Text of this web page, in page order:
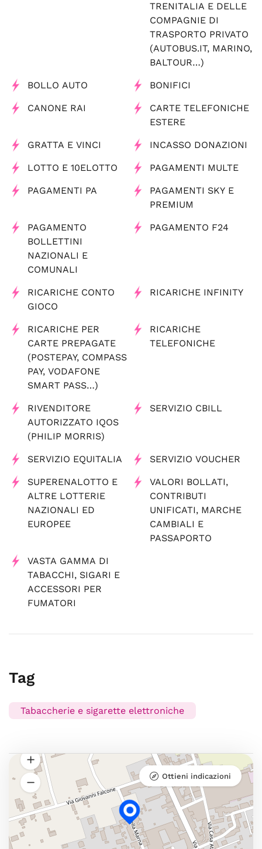
TRENITALIA E DELLE
COMPAGNIE DI
TRASPORTO PRIVATO
(AUTOBUS.IT, MARINO,
BALTOUR…)
BOLLO AUTO BONIFICI
CANONE RAI
CARTE TELEFONICHE
ESTERE
GRATTA E VINCI INCASSO DONAZIONI
LOTTO E 10ELOTTO PAGAMENTI MULTE
PAGAMENTI PA
PAGAMENTI SKY E
PREMIUM
PAGAMENTO
BOLLETTINI
NAZIONALI E
COMUNALI
PAGAMENTO F24
RICARICHE CONTO
GIOCO
RICARICHE INFINITY
RICARICHE PER
CARTE PREPAGATE
(POSTEPAY, COMPASS
PAY, VODAFONE
SMART PASS…)
RICARICHE
TELEFONICHE
RIVENDITORE
AUTORIZZATO IQOS
(PHILIP MORRIS)
SERVIZIO CBILL
SERVIZIO EQUITALIA SERVIZIO VOUCHER
SUPERENALOTTO E
ALTRE LOTTERIE
NAZIONALI ED
EUROPEE
VALORI BOLLATI,
CONTRIBUTI
UNIFICATI, MARCHE
CAMBIALI E
PASSAPORTO
VASTA GAMMA DI
TABACCHI, SIGARI E
ACCESSORI PER
FUMATORI
Tag
Tabaccherie e sigarette elettroniche
Ottieni indicazioni